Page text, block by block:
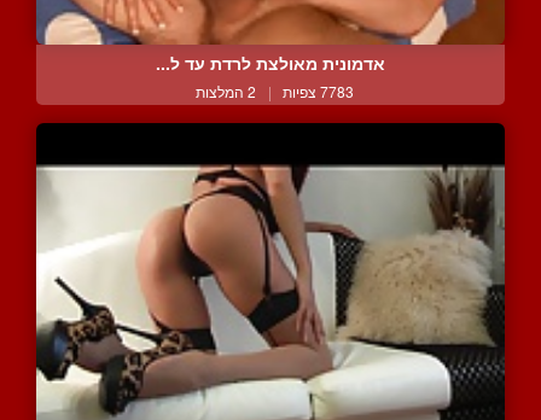
אדמונית מאולצת לרדת עד ל...
7783 צפיות | 2 המלצות